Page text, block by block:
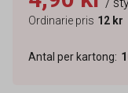
Ordinarie pris 12 kr
Antal per kartong: